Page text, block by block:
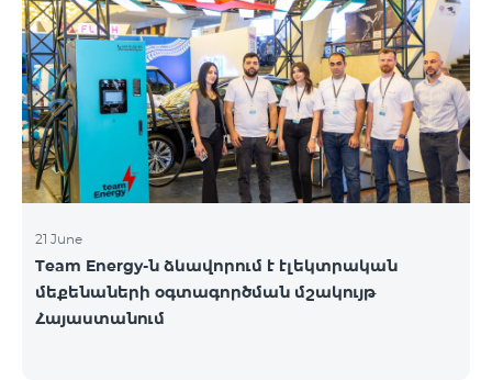
21 June
Team Energy-ն ձևավորում է էլեկտրական
մեքենաների օգտագործման մշակույթ
Հայաստանում